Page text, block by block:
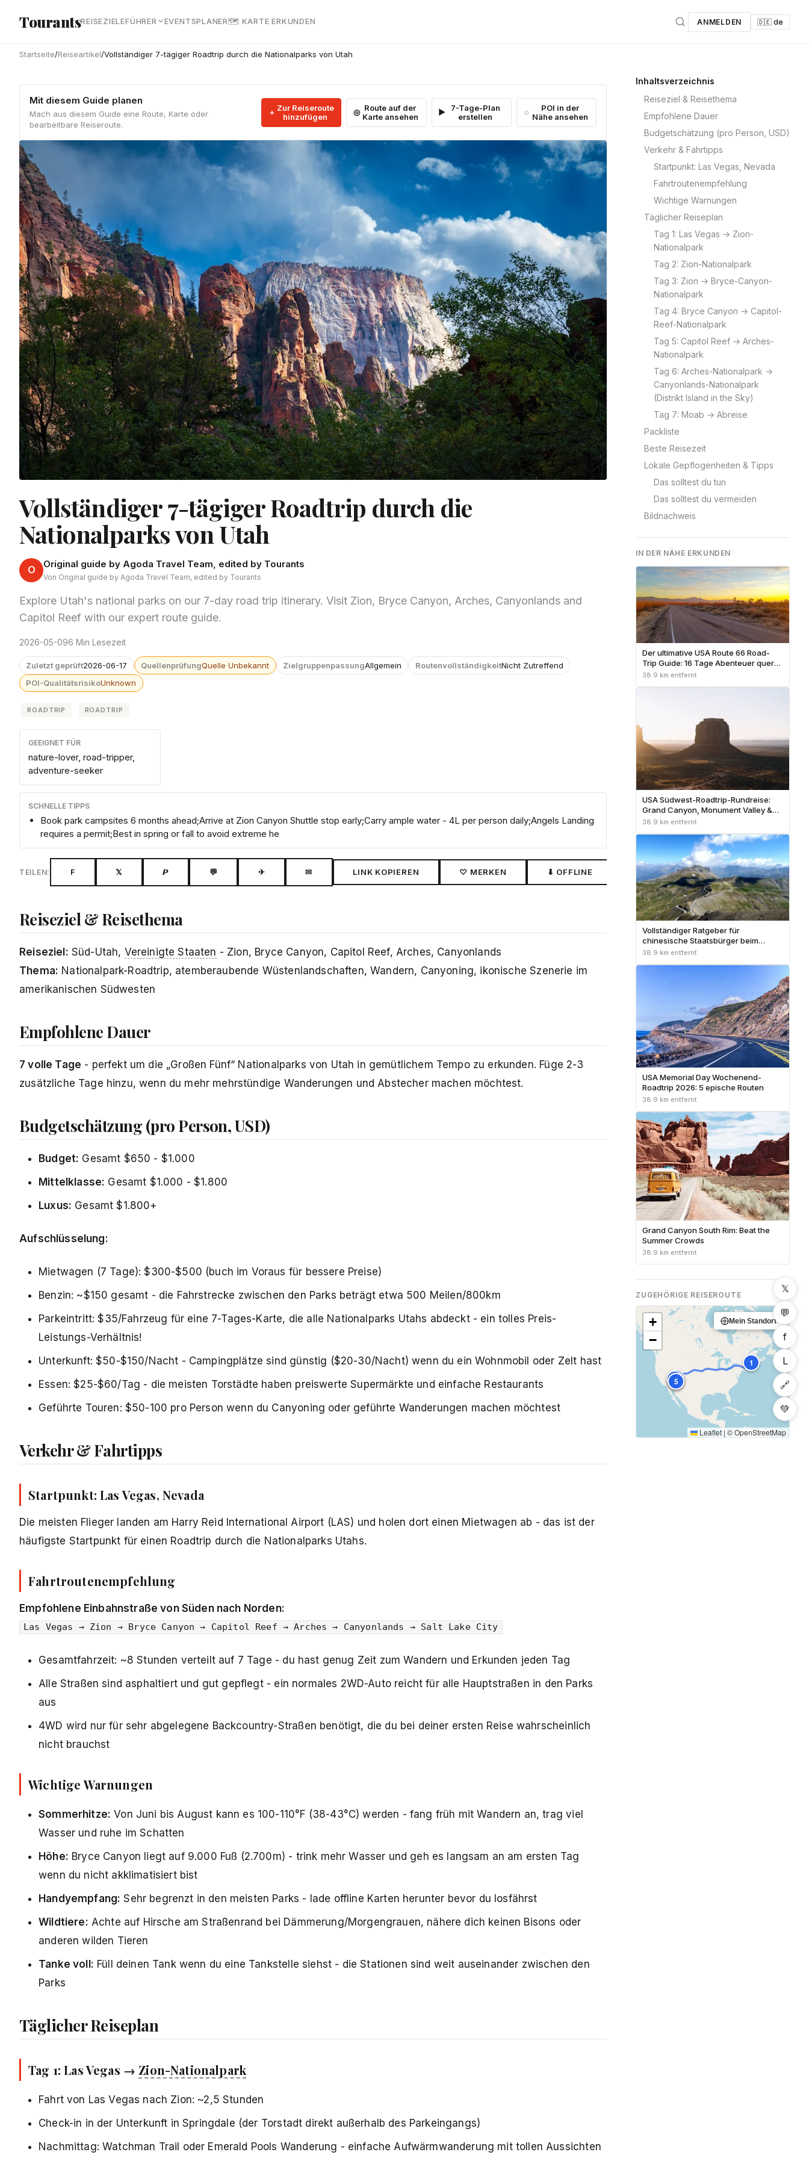
TourantsREISEZIELEFÜHRER EVENTSPLANER🗺 KARTE ERKUNDEN ANMELDEN 🇩🇪 de
Startseite/Reiseartikel/Vollständiger 7-tägiger Roadtrip durch die Nationalparks von Utah
Mit diesem Guide planen
Mach aus diesem Guide eine Route, Karte oder
bearbeitbare Reiseroute.
Zur Reiseroute
hinzufügen
Route auf der
Karte ansehen
7-Tage-Plan
erstellen
POI in der
Nähe ansehen
Vollständiger 7-tägiger Roadtrip durch die
Nationalparks von Utah
O Original guide by Agoda Travel Team, edited by Tourants
Von Original guide by Agoda Travel Team, edited by Tourants
Explore Utah's national parks on our 7-day road trip itinerary. Visit Zion, Bryce Canyon, Arches, Canyonlands and
Capitol Reef with our expert route guide.
2026-05-096 Min Lesezeit
Zuletzt geprüft2026-06-17 QuellenprüfungQuelle Unbekannt ZielgruppenpassungAllgemein RoutenvollständigkeitNicht Zutreffend
POI-QualitätsrisikoUnknown
ROADTRIP ROADTRIP
GEEIGNET FÜR
nature-lover, road-tripper,
adventure-seeker
SCHNELLE TIPPS
Book park campsites 6 months ahead;Arrive at Zion Canyon Shuttle stop early;Carry ample water - 4L per person daily;Angels Landing
requires a permit;Best in spring or fall to avoid extreme he
TEILEN: F 𝕏 𝙋 💬 ✈ ✉ LINK KOPIEREN ♡ MERKEN ⬇ OFFLINE
Reiseziel & Reisethema
Reiseziel: Süd-Utah, Vereinigte Staaten - Zion, Bryce Canyon, Capitol Reef, Arches, Canyonlands
Thema: Nationalpark-Roadtrip, atemberaubende Wüstenlandschaften, Wandern, Canyoning, ikonische Szenerie im
amerikanischen Südwesten
Empfohlene Dauer
7 volle Tage - perfekt um die „Großen Fünf“ Nationalparks von Utah in gemütlichem Tempo zu erkunden. Füge 2-3
zusätzliche Tage hinzu, wenn du mehr mehrstündige Wanderungen und Abstecher machen möchtest.
Budgetschätzung (pro Person, USD)
Budget: Gesamt $650 - $1.000
Mittelklasse: Gesamt $1.000 - $1.800
Luxus: Gesamt $1.800+
Aufschlüsselung:
Mietwagen (7 Tage): $300-$500 (buch im Voraus für bessere Preise)
Benzin: ~$150 gesamt - die Fahrstrecke zwischen den Parks beträgt etwa 500 Meilen/800km
Parkeintritt: $35/Fahrzeug für eine 7-Tages-Karte, die alle Nationalparks Utahs abdeckt - ein tolles Preis-
Leistungs-Verhältnis!
Unterkunft: $50-$150/Nacht - Campingplätze sind günstig ($20-30/Nacht) wenn du ein Wohnmobil oder Zelt hast
Essen: $25-$60/Tag - die meisten Torstädte haben preiswerte Supermärkte und einfache Restaurants
Geführte Touren: $50-100 pro Person wenn du Canyoning oder geführte Wanderungen machen möchtest
Verkehr & Fahrtipps
Startpunkt: Las Vegas, Nevada
Die meisten Flieger landen am Harry Reid International Airport (LAS) und holen dort einen Mietwagen ab - das ist der
häufigste Startpunkt für einen Roadtrip durch die Nationalparks Utahs.
Fahrtroutenempfehlung
Empfohlene Einbahnstraße von Süden nach Norden:
Las Vegas → Zion → Bryce Canyon → Capitol Reef → Arches → Canyonlands → Salt Lake City
Gesamtfahrzeit: ~8 Stunden verteilt auf 7 Tage - du hast genug Zeit zum Wandern und Erkunden jeden Tag
Alle Straßen sind asphaltiert und gut gepflegt - ein normales 2WD-Auto reicht für alle Hauptstraßen in den Parks
aus
4WD wird nur für sehr abgelegene Backcountry-Straßen benötigt, die du bei deiner ersten Reise wahrscheinlich
nicht brauchst
Wichtige Warnungen
Sommerhitze: Von Juni bis August kann es 100-110°F (38-43°C) werden - fang früh mit Wandern an, trag viel
Wasser und ruhe im Schatten
Höhe: Bryce Canyon liegt auf 9.000 Fuß (2.700m) - trink mehr Wasser und geh es langsam an am ersten Tag
wenn du nicht akklimatisiert bist
Handyempfang: Sehr begrenzt in den meisten Parks - lade offline Karten herunter bevor du losfährst
Wildtiere: Achte auf Hirsche am Straßenrand bei Dämmerung/Morgengrauen, nähere dich keinen Bisons oder
anderen wilden Tieren
Tanke voll: Füll deinen Tank wenn du eine Tankstelle siehst - die Stationen sind weit auseinander zwischen den
Parks
Täglicher Reiseplan
Tag 1: Las Vegas → Zion-Nationalpark
Fahrt von Las Vegas nach Zion: ~2,5 Stunden
Check-in in der Unterkunft in Springdale (der Torstadt direkt außerhalb des Parkeingangs)
Nachmittag: Watchman Trail oder Emerald Pools Wanderung - einfache Aufwärmwanderung mit tollen Aussichten
Inhaltsverzeichnis
Reiseziel & Reisethema
Empfohlene Dauer
Budgetschätzung (pro Person, USD)
Verkehr & Fahrtipps
Startpunkt: Las Vegas, Nevada
Fahrtroutenempfehlung
Wichtige Warnungen
Täglicher Reiseplan
Tag 1: Las Vegas → Zion-
Nationalpark
Tag 2: Zion-Nationalpark
Tag 3: Zion → Bryce-Canyon-
Nationalpark
Tag 4: Bryce Canyon → Capitol-
Reef-Nationalpark
Tag 5: Capitol Reef → Arches-
Nationalpark
Tag 6: Arches-Nationalpark →
Canyonlands-Nationalpark
(Distrikt Island in the Sky)
Tag 7: Moab → Abreise
Packliste
Beste Reisezeit
Lokale Gepflogenheiten & Tipps
Das solltest du tun
Das solltest du vermeiden
Bildnachweis
IN DER NÄHE ERKUNDEN
Der ultimative USA Route 66 Road-
Trip Guide: 16 Tage Abenteuer quer
durch Amerika
38.9 km entfernt
USA Südwest-Roadtrip-Rundreise:
Grand Canyon, Monument Valley &
Zion – Kompletter Reiseführer
38.9 km entfernt
Vollständiger Ratgeber für
chinesische Staatsbürger beim
Fahren im Ausland 2026:
38.9 km entfernt
USA Memorial Day Wochenend-
Roadtrip 2026: 5 epische Routen
38.9 km entfernt
Grand Canyon South Rim: Beat the
Summer Crowds
38.9 km entfernt
ZUGEHÖRIGE REISEROUTE
1
2
3
4
5
+
−
Mein Standort
Leaflet | ©OpenStreetMap
𝕏
💬
f
L
🔗
💚